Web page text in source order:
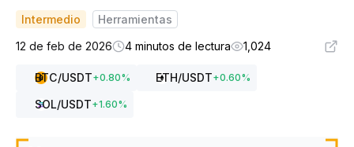
Intermedio
Herramientas
12 de feb de 2026
4 minutos de lectura 1,024
BTC/USDT+0.80% ETH/USDT+0.60%
SOL/USDT+1.60%